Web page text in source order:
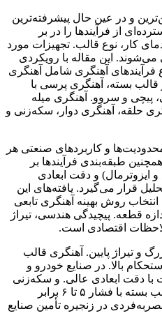
و در عین حال پیشرفته‌ترین
از فرآیندها را در بر
کار، نوع قالب. تجهیزات مورد
می‌شوند. این مقاله با رویکردی
فرآیندهای آهنگری شامل آهنگری
بسته، آهنگری پرسی با
پیچی و سروو. آهنگری میله
حلقه، آهنگری دوار، سکه‌زنی و
و کاربردهای صنعتی هر
طبقه‌بندی فرآیندها بر
ایزوترمال) و دقت ابعادی
قرار می‌گیرد. یافته‌های این
روش بهینه آهنگری تابعی
قطعه. پیچیدگی هندسی، تیراژ
اقتصادی است.
و تیراژ پایین. آهنگری قالب
بالا. در صنایع خودرو و
با دقت ابعادی عالی. و سکه‌زنی
به عنوان خاص‌ترین نوع فورج قالب بسته با فشار ۵ تا ۶ برابر
در زنجیره تأمین صنایع